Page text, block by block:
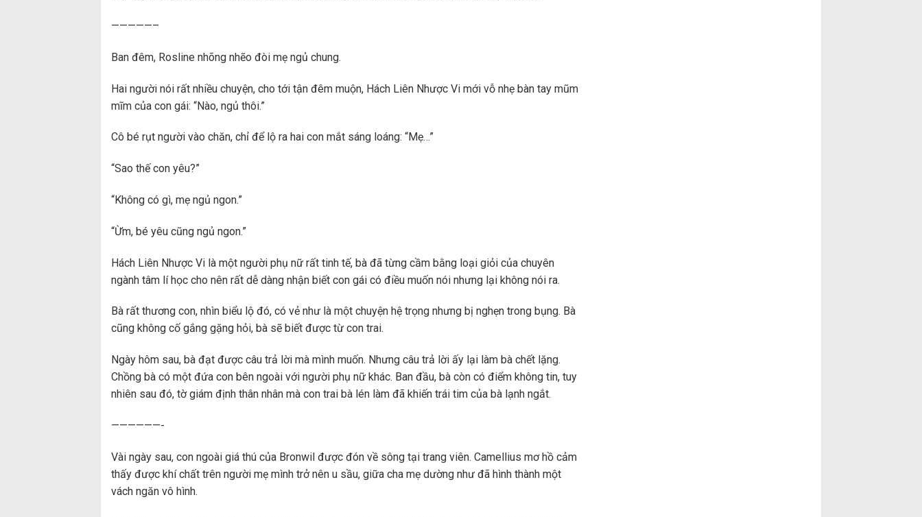
—————–
Ban đêm, Rosline nhõng nhẽo đòi mẹ ngủ chung.
Hai người nói rất nhiều chuyện, cho tới tận đêm muộn, Hách Liên Nhược Vi mới vỗ nhẹ bàn tay mũm
mĩm của con gái: “Nào, ngủ thôi.”
Cô bé rụt người vào chăn, chỉ để lộ ra hai con mắt sáng loáng: “Mẹ…”
“Sao thế con yêu?”
“Không có gì, mẹ ngủ ngon.”
“Ừm, bé yêu cũng ngủ ngon.”
Hách Liên Nhược Vi là một người phụ nữ rất tinh tế, bà đã từng cầm bằng loại giỏi của chuyên
ngành tâm lí học cho nên rất dễ dàng nhận biết con gái có điều muốn nói nhưng lại không nói ra.
Bà rất thương con, nhìn biểu lộ đó, có vẻ như là một chuyện hệ trọng nhưng bị nghẹn trong bụng. Bà
cũng không cố gắng gặng hỏi, bà sẽ biết được từ con trai.
Ngày hôm sau, bà đạt được câu trả lời mà mình muốn. Nhưng câu trả lời ấy lại làm bà chết lặng.
Chồng bà có một đứa con bên ngoài với người phụ nữ khác. Ban đầu, bà còn có điểm không tin, tuy
nhiên sau đó, tờ giám định thân nhân mà con trai bà lén làm đã khiến trái tim của bà lạnh ngắt.
——————-
Vài ngày sau, con ngoài giá thú của Bronwil được đón về sông tại trang viên. Camellius mơ hồ cảm
thấy được khí chất trên người mẹ mình trở nên u sầu, giữa cha mẹ dường như đã hình thành một
vách ngăn vô hình.